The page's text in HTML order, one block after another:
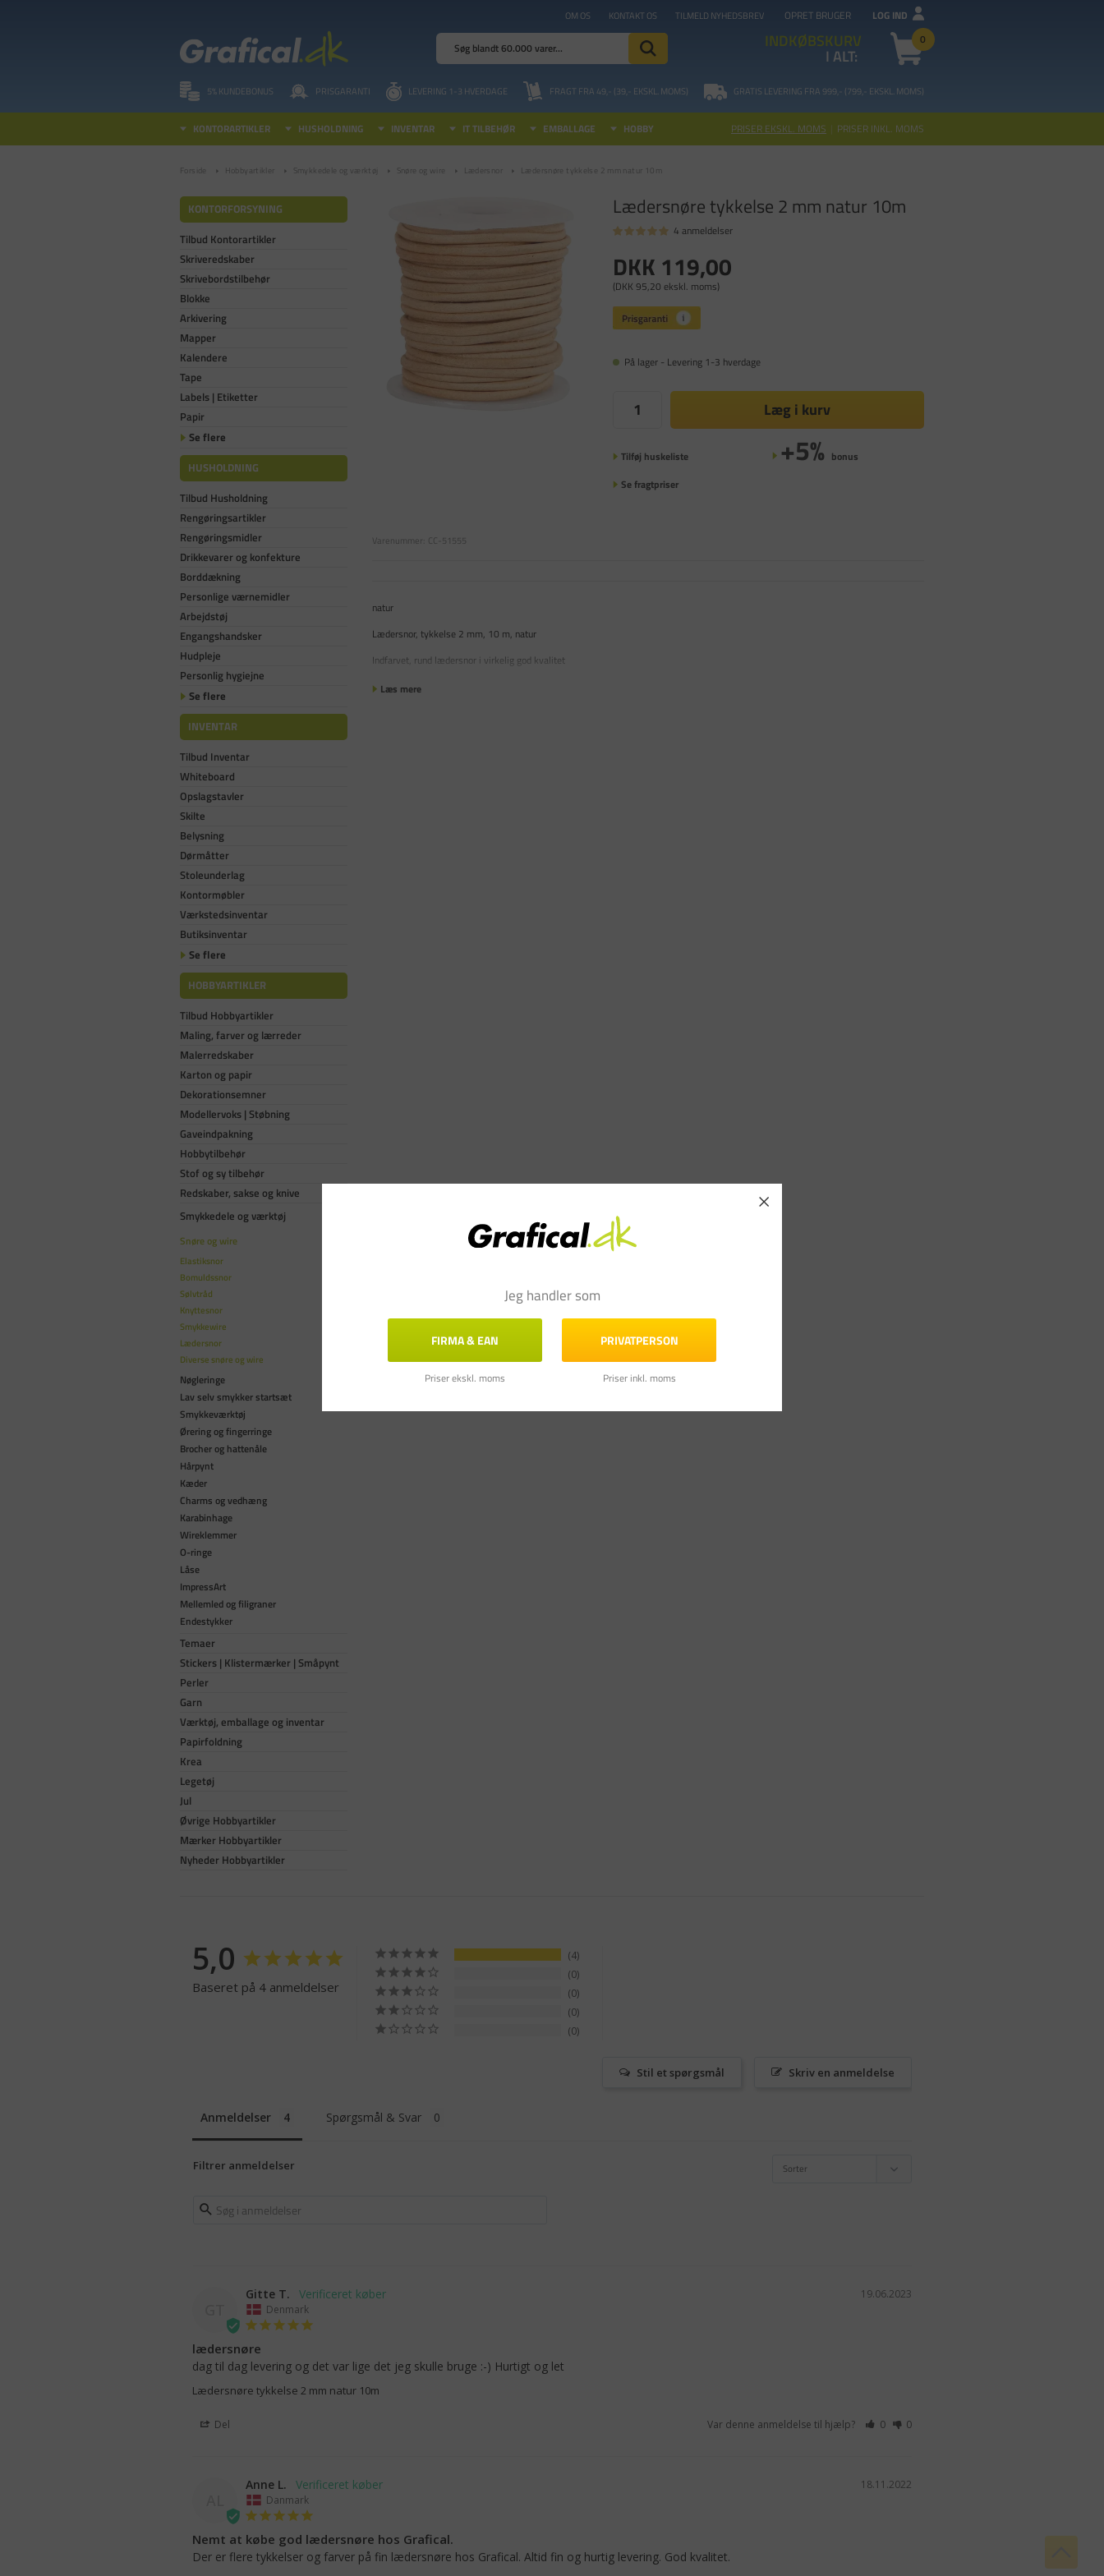
OM OS KONTAKT OS TILMELD NYHEDSBREV OPRET BRUGER LOG IND
INDKØBSKURV 0
I ALT:
5% KUNDEBONUS PRISGARANTI LEVERING 1-3 HVERDAGE FRAGT FRA 49,- (39,- EKSKL. MOMS) GRATIS LEVERING FRA 999,- (799,- EKSKL. MOMS)
KONTORARTIKLER HUSHOLDNING INVENTAR IT TILBEHØR EMBALLAGE HOBBY PRISER EKSKL. MOMS | PRISER INKL. MOMS
Forside Hobbyartikler Smykkedele og værktøj Snøre og wire Lædersnor Lædersnøre tykkelse 2 mm natur 10m
KONTORFORSYNING
Tilbud Kontorartikler
Skriveredskaber
Skrivebordstilbehør
Blokke
Arkivering
Mapper
Kalendere
Tape
Labels | Etiketter
Papir
Se flere
HUSHOLDNING
Tilbud Husholdning
Rengøringsartikler
Rengøringsmidler
Drikkevarer og konfekture
Borddækning
Personlige værnemidler
Arbejdstøj
Engangshandsker
Hudpleje
Personlig hygiejne
Se flere
INVENTAR
Tilbud Inventar
Whiteboard
Opslagstavler
Skilte
Belysning
Dørmåtter
Stoleunderlag
Kontormøbler
Værkstedsinventar
Butiksinventar
Se flere
HOBBYARTIKLER
Tilbud Hobbyartikler
Maling, farver og lærreder
Malerredskaber
Karton og papir
Dekorationsemner
Modellervoks | Støbning
Gaveindpakning
Hobbytilbehør
Stof og sy tilbehør
Redskaber, sakse og knive
Smykkedele og værktøj
Snøre og wire
Elastiksnor
Bomuldssnor
Sølvtråd
Knyttesnor
Smykkewire
Lædersnor
Diverse snøre og wire
Nøgleringe
Lav selv smykker startsæt
Smykkeværktøj
Ørering og fingerringe
Brocher og hattenåle
Hårpynt
Kæder
Charms og vedhæng
Karabinhage
Wireklemmer
O-ringe
Låse
ImpressArt
Mellemled og filigraner
Endestykker
Temaer
Stickers | Klistermærker | Småpynt
Perler
Garn
Værktøj, emballage og inventar
Papirfoldning
Krea
Legetøj
Jul
Øvrige Hobbyartikler
Mærker Hobbyartikler
Nyheder Hobbyartikler
Lædersnøre tykkelse 2 mm natur 10m
4 anmeldelser
DKK 119,00
(DKK 95,20 ekskl. moms)
På lager - Levering 1-3 hverdage
Læg i kurv
Tilføj huskeliste +5% bonus
Se fragtpriser
Varenummer: CC-51555
natur
Lædersnor, tykkelse 2 mm, 10 m, natur
Indfarvet, rund lædersnor i virkelig god kvalitet
Læs mere
5,0
Baseret på 4 anmeldelser
4
0
0
0
0
Skriv en anmeldelse
Stil et spørgsmål
Anmeldelser Spørgsmål & Svar
Filtrer anmeldelser
19.06.2023
Gitte T.
Denmark
lædersnøre
dag til dag levering og det var lige det jeg skulle bruge :-) Hurtigt og let
Lædersnøre tykkelse 2 mm natur 10m
Del Var denne anmeldelse til hjælp? 0 0
18.11.2022
Anne L.
Danmark
Nemt at købe god lædersnøre hos Grafical.
Der er flere tykkelser og farver på fin lædersnøre hos Grafical. Altid fin og hurtig levering. God kvalitet.
Jeg handler som
FIRMA & EAN
Priser ekskl. moms
PRIVATPERSON
Priser inkl. moms